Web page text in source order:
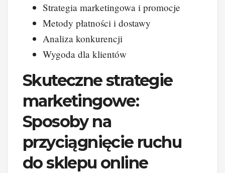
Strategia marketingowa i promocje
Metody płatności i dostawy
Analiza konkurencji
Wygoda dla klientów
Skuteczne strategie
marketingowe:
Sposoby na
przyciągnięcie ruchu
do sklepu online